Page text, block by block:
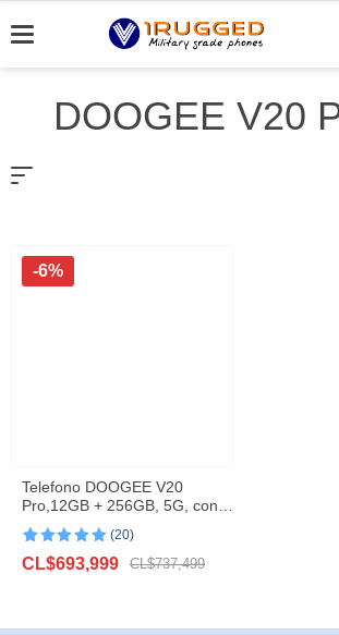
to
DOOGEE V20
-6%
Telefono DOOGEE V20
Pro,12GB + 256GB, 5G, con
imagen térmica
4.95de 5
en base a
(20)
CL$737,499
El
era:
CL$693,999
El
es: